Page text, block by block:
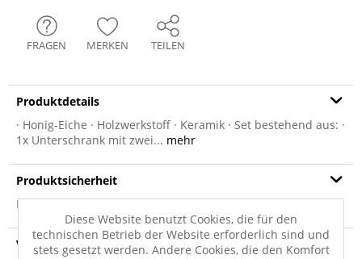
FRAGEN MERKEN TEILEN
Produktdetails
· Honig-Eiche · Holzwerkstoff · Keramik · Set bestehend aus: ·
1x Unterschrank mit zwei... mehr
Produktsicherheit
Produktsicherheit
Versandinfo
Diese Website benutzt Cookies, die für den
technischen Betrieb der Website erforderlich sind und
stets gesetzt werden. Andere Cookies, die den Komfort